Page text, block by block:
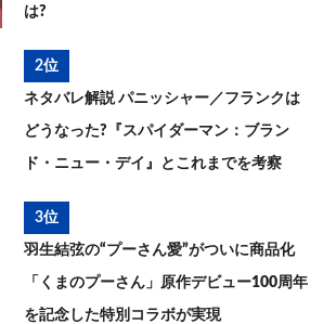
は?
2位
ネタバレ解説 パニッシャー／フランクは
どうなった?『スパイダーマン：ブラン
ド・ニュー・デイ』とこれまでを考察
3位
羽生結弦の“プーさん愛”がついに商品化
「くまのプーさん」原作デビュー100周年
を記念した特別コラボが実現